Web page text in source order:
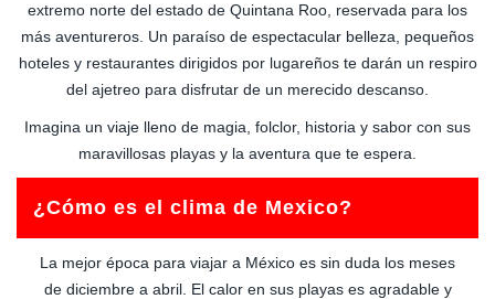
extremo norte del estado de Quintana Roo, reservada para los
más aventureros. Un paraíso de espectacular belleza, pequeños
hoteles y restaurantes dirigidos por lugareños te darán un respiro
del ajetreo para disfrutar de un merecido descanso.
Imagina un viaje lleno de magia, folclor, historia y sabor con sus
maravillosas playas y la aventura que te espera.
¿Cómo es el clima de Mexico?
La mejor época para viajar a México es sin duda los meses
de diciembre a abril. El calor en sus playas es agradable y